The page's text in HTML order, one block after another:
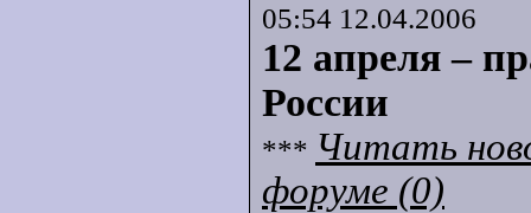
05:54 12.04.2006
12 апреля –
России
*** Читать
форуме (0)